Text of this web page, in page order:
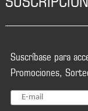
Suscríbase para
Promociones,